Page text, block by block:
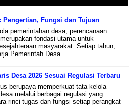
Pengertian, Fungsi dan Tujuan
pemerintahan desa, perencanaan
fondasi utama untuk
masyarakat. Setiap tahun,
Pemerintah Desa...
Desa 2026 Sesuai Regulasi Terbaru
berupaya memperkuat tata kelola
melalui berbagai regulasi yang
rinci tugas dan fungsi setiap perangkat